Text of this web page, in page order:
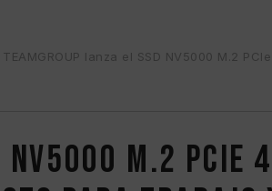
TEAMGROUP lanza el SSD NV5000 M.2 PCIe 4.0 Velocidad y
NV5000 M.2